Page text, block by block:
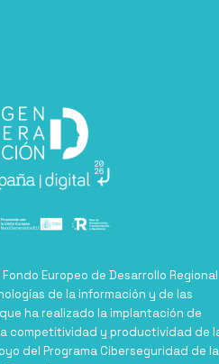
Fondo Europeo de Desarrollo Regional
de la información y de las
ha realizado la implantación de
competitividad y productividad de
del Programa Ciberseguridad de la